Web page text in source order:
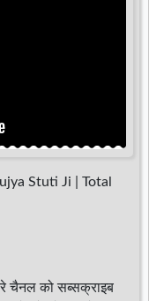
Stuti Ji | Total
चैनल को सब्सक्राइब